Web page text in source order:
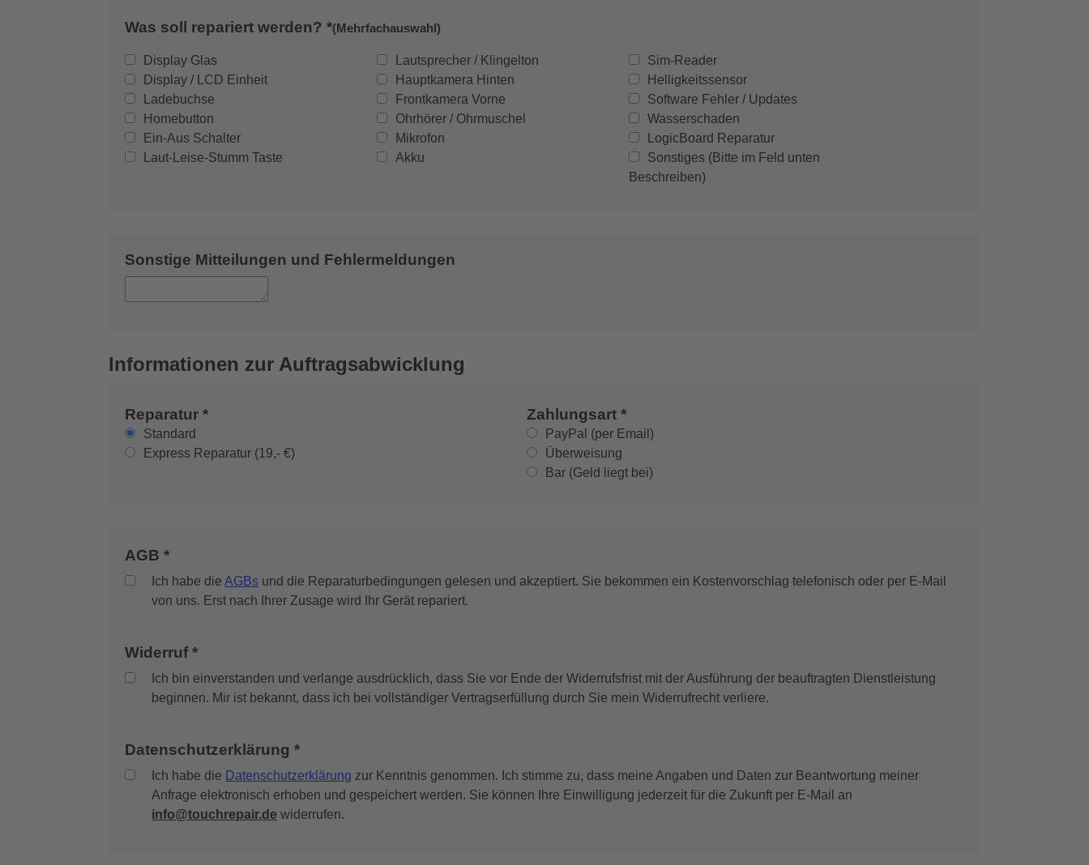
Was soll repariert werden? *(Mehrfachauswahl)
Display Glas
Display / LCD Einheit
Ladebuchse
Homebutton
Ein-Aus Schalter
Laut-Leise-Stumm Taste
Lautsprecher / Klingelton
Hauptkamera Hinten
Frontkamera Vorne
Ohrhörer / Ohrmuschel
Mikrofon
Akku
Sim-Reader
Helligkeitssensor
Software Fehler / Updates
Wasserschaden
LogicBoard Reparatur
Sonstiges (Bitte im Feld unten
Beschreiben)
Sonstige Mitteilungen und Fehlermeldungen
Informationen zur Auftragsabwicklung
Reparatur *
Standard
Express Reparatur (19,- €)
Zahlungsart *
PayPal (per Email)
Überweisung
Bar (Geld liegt bei)
AGB *
Ich habe dieAGBs und die Reparaturbedingungen gelesen und akzeptiert. Sie bekommen ein Kostenvorschlag telefonisch oder per E-Mail
von uns. Erst nach Ihrer Zusage wird Ihr Gerät repariert.
Widerruf *
Ich bin einverstanden und verlange ausdrücklich, dass Sie vor Ende der Widerrufsfrist mit der Ausführung der beauftragten Dienstleistung
beginnen. Mir ist bekannt, dass ich bei vollständiger Vertragserfüllung durch Sie mein Widerrufrecht verliere.
Datenschutzerklärung *
Ich habe die Datenschutzerklärung zur Kenntnis genommen. Ich stimme zu, dass meine Angaben und Daten zur Beantwortung meiner
Anfrage elektronisch erhoben und gespeichert werden. Sie können Ihre Einwilligung jederzeit für die Zukunft per E-Mail an
info@touchrepair.de widerrufen.